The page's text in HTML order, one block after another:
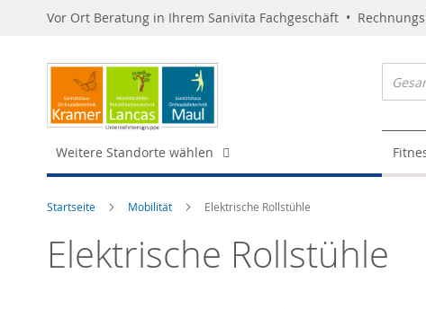
Vor Ort Beratung in Ihrem Sanivita Fachgeschäft •
Weitere Standorte wählen
Startseite Mobilität Elektrische Rollstühle
Elektrische Rollstühle